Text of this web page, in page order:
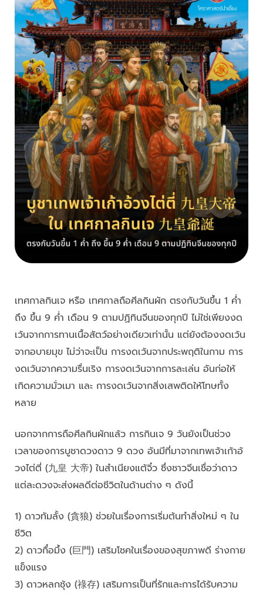
เทศกาลกินเจ หรือ เทศกาลถือศีลกินผัก ตรงกับวันขึ้น 1 ค่ำ
ถึง ขึ้น 9 ค่ำ เดือน 9 ตามปฏิทินจีนของทุกปี ไม่ใช่เพียงงด
เว้นจากการทานเนื้อสัตว์อย่างเดียวเท่านั้น แต่ยังต้องงดเว้น
จากอบายมุข ไม่ว่าจะเป็น การงดเว้นจากประพฤติในกาม การ
งดเว้นจากความรื่นเริง การงดเว้นจากการละเล่น อันก่อให้
เกิดความมั่วเมา และ การงดเว้นจากสิ่งเสพติดให้โทษทั้ง
หลาย
นอกจากการถือศีลกินผักแล้ว การกินเจ 9 วันยังเป็นช่วง
เวลาของการบูชาดวงดาว 9 ดวง อันมีที่มาจากเทพเจ้าเก้าอ้
วงไต่ตี่ (九皇 大帝) ในสำเนียงแต้จิ๋ว ซึ่งชาวจีนเชื่อว่าดาว
แต่ละดวงจะส่งผลดีต่อชีวิตในด้านต่าง ๆ ดังนี้
1) ดาวทัมลั้ง (貪狼) ช่วยในเรื่องการเริ่มต้นทำสิ่งใหม่ ๆ ใน
ชีวิต
2) ดาวกื๋อมึ้ง (巨門) เสริมโชคในเรื่องของสุขภาพดี ร่างกาย
แข็งแรง
3) ดาวหลกชุ้ง (祿存) เสริมการเป็นที่รักและการได้รับความ